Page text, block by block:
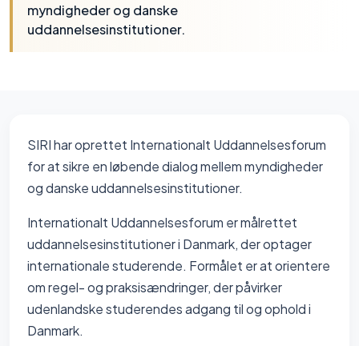
myndigheder og danske
uddannelsesinstitutioner.
SIRI har oprettet Internationalt Uddannelsesforum
for at sikre en løbende dialog mellem myndigheder
og danske uddannelsesinstitutioner.
Internationalt Uddannelsesforum er målrettet
uddannelsesinstitutioner i Danmark, der optager
internationale studerende. Formålet er at orientere
om regel- og praksisændringer, der påvirker
udenlandske studerendes adgang til og ophold i
Danmark.